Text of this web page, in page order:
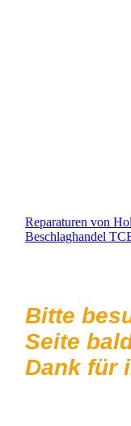
Reparaturen von
Beschlaghandel
Bitte
Seite
Dank für